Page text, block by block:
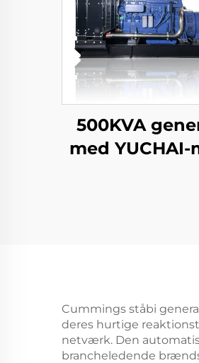
500KVA
med
Cummings ståbi
deres hurtige
netværk. Den
brancheledende